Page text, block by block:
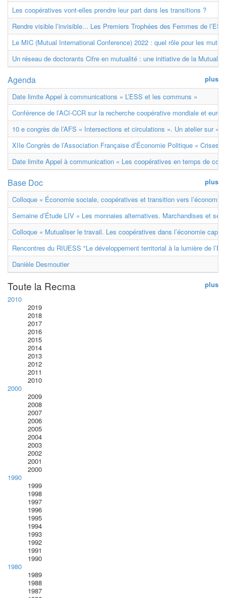
Les coopératives vont-elles prendre leur part dans les transitions ?
Rendre visible l’invisible... Les Premiers Trophées des Femmes de
Le MIC (Mutual International Conference) 2022 : quel rôle pour les
Un réseau de doctorants Cifre en mutualité : une initiative de la
plus
Agenda
Date limite Appel à communications « L’ESS et les communs »
Conférence de l’ACI-CCR sur la recherche coopérative mondiale et
10 e congrès de l’AFS « Intersections et circulations ». Un atelier sur «
XIIe Congrès de l’Association Française d’Économie Politique « Crises
Date limite Appel à communication « Les coopératives en temps de
plus
Base Doc
Colloque « Économie sociale, coopératives et transition vers
Semaine d’Étude LIV « Les monnaies alternatives. Marchandises et
Colloque « Mutualiser le travail. Les coopératives dans l’économie
Rencontres du RIUESS "Le développement territorial à la lumière de
Danièle Desmoutier
plus
Toute la Recma
2010
2019
2018
2017
2016
2015
2014
2013
2012
2011
2010
2000
2009
2008
2007
2006
2005
2004
2003
2002
2001
2000
1990
1999
1998
1997
1996
1995
1994
1993
1992
1991
1990
1980
1989
1988
1987